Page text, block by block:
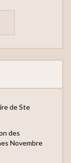
de Ste
des
Novembre